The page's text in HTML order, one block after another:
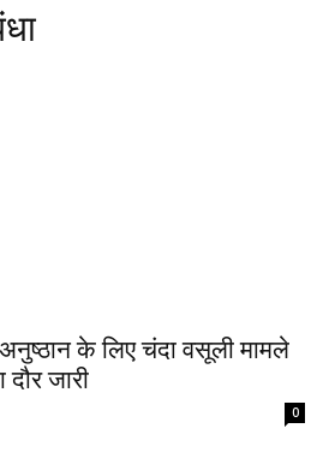
के लिए चंदा वसूली मामले
जारी
0